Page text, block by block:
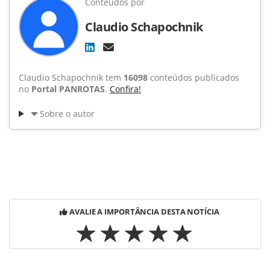
Claudio Schapochnik
Claudio Schapochnik tem 16098 conteúdos publicados
no Portal PANROTAS. Confira!
Sobre o autor
AVALIE A IMPORTÂNCIA DESTA NOTÍCIA